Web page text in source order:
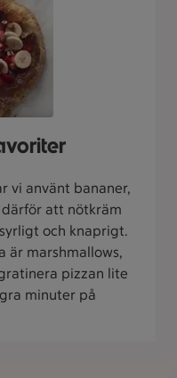
vi använt bananer,
att nötkräm
och knaprigt.
är marshmallows,
pizzan lite
minuter på